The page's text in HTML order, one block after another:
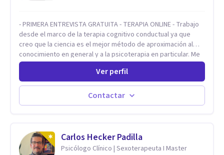
- PRIMERA ENTREVISTA GRATUITA - TERAPIA ONLINE - Trabajo
desde el marco de la terapia cognitivo conductual ya que
creo que la ciencia es el mejor método de aproximación al
conocimiento en general y a la psicoterapia en particular. Me
interesan los procesos de cambio conductual por los que una
persona pueda alcanzar sus objetivos, transitando,
aceptando y modificando sus patrones cognitivos y
emocionales. Abordo patologías específicas como trastornos
de ansiedad y del ánimo, y también crisis vitales y procesos
Ver perfil
Contactar
Carlos Hecker Padilla
Psicólogo Clínico | Sexoterapeuta I Master